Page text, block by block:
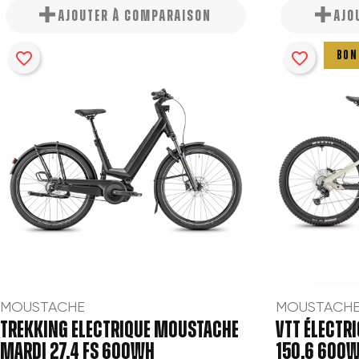
AJOUTER À COMPARAISON
MOUSTACHE
TREKKING ELECTRIQUE MOUSTACHE
MARDI 27.4 FS 600WH
favorite_border
MOUSTACHE
VTT
150.6
favorite_border